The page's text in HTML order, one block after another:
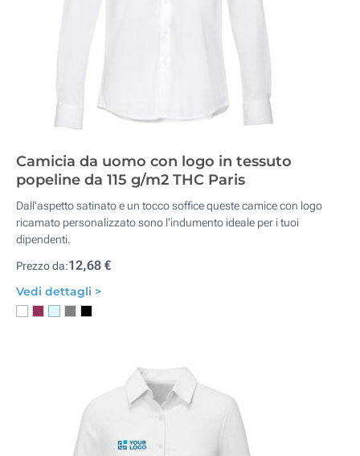
Camicia da uomo con logo in tessuto
popeline da 115 g/m2 THC Paris
Dall'aspetto satinato e un tocco soffice queste camice con logo
ricamato personalizzato sono l'indumento ideale per i tuoi
dipendenti.
Prezzo da:12,68 €
Vedi dettagli >